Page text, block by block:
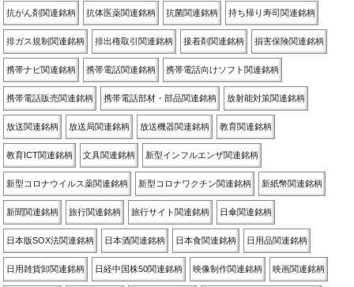
抗がん剤関連銘柄 抗体医薬関連銘柄 抗菌関連銘柄 持ち帰り寿司関連銘柄
排ガス規制関連銘柄 排出権取引関連銘柄 接着剤関連銘柄 損害保険関連銘柄
携帯ナビ関連銘柄 携帯電話関連銘柄 携帯電話向けソフト関連銘柄
携帯電話販売関連銘柄 携帯電話部材・部品関連銘柄 放射能対策関連銘柄
放送関連銘柄 放送局関連銘柄 放送機器関連銘柄 教育関連銘柄
教育ICT関連銘柄 文具関連銘柄 新型インフルエンザ関連銘柄
新型コロナウイルス薬関連銘柄 新型コロナワクチン関連銘柄 新紙幣関連銘柄
新聞関連銘柄 旅行関連銘柄 旅行サイト関連銘柄 日傘関連銘柄
日本版SOX法関連銘柄 日本酒関連銘柄 日本食関連銘柄 日用品関連銘柄
日用雑貨卸関連銘柄 日経中国株50関連銘柄 映像制作関連銘柄 映画関連銘柄